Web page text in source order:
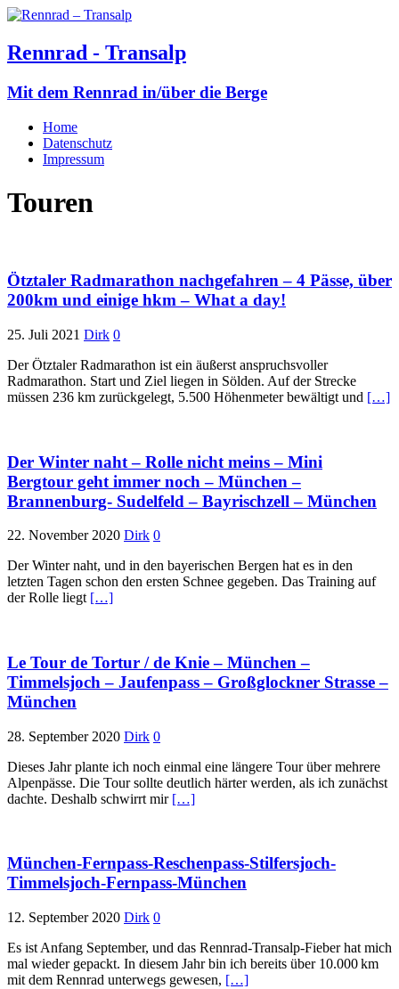
Rennrad - Transalp
Mit dem Rennrad in/über die Berge
Home
Datenschutz
Impressum
Touren
Ötztaler Radmarathon nachgefahren – 4 Pässe, über
200km und einige hkm – What a day!
25. Juli 2021 Dirk 0
Der Ötztaler Radmarathon ist ein äußerst anspruchsvoller
Radmarathon. Start und Ziel liegen in Sölden. Auf der Strecke
müssen 236 km zurückgelegt, 5.500 Höhenmeter bewältigt und […]
Der Winter naht – Rolle nicht meins – Mini
Bergtour geht immer noch – München –
Brannenburg- Sudelfeld – Bayrischzell – München
22. November 2020 Dirk 0
Der Winter naht, und in den bayerischen Bergen hat es in den
letzten Tagen schon den ersten Schnee gegeben. Das Training auf
der Rolle liegt […]
Le Tour de Tortur / de Knie – München –
Timmelsjoch – Jaufenpass – Großglockner Strasse –
München
28. September 2020 Dirk 0
Dieses Jahr plante ich noch einmal eine längere Tour über mehrere
Alpenpässe. Die Tour sollte deutlich härter werden, als ich zunächst
dachte. Deshalb schwirrt mir […]
München-Fernpass-Reschenpass-Stilfersjoch-
Timmelsjoch-Fernpass-München
12. September 2020 Dirk 0
Es ist Anfang September, und das Rennrad-Transalp-Fieber hat mich
mal wieder gepackt. In diesem Jahr bin ich bereits über 10.000 km
mit dem Rennrad unterwegs gewesen, […]